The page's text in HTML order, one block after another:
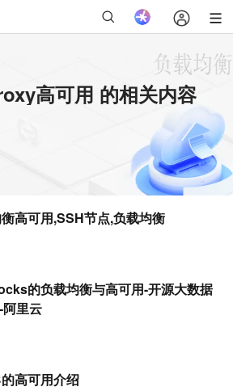
高可用 的相关内容
高可用,SSH节点,负载均衡
的负载均衡与高可用-开源大数据
里云
高可用介绍